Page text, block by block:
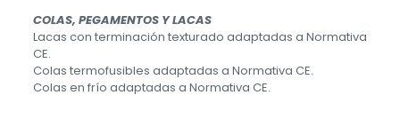
COLAS, PEGAMENTOS Y LACAS
Lacas con terminación texturado adaptadas a Normativa
CE.
Colas termofusibles adaptadas a Normativa CE.
Colas en frío adaptadas a Normativa CE.